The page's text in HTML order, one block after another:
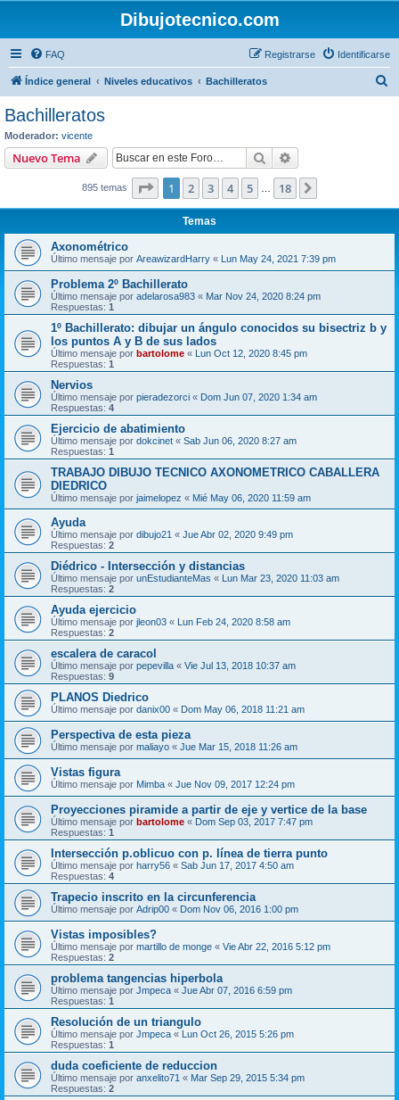
Dibujotecnico.com
FAQ Identificarse
Registrarse
Índice general Niveles educativos Bachilleratos
Bachilleratos
Moderador: vicente
Nuevo Tema Buscar
895 temas Página de 18
1 2 3 4 5 18
Temas
Axonométrico
Último mensaje por AreawizardHarry « Lun May 24, 2021 7:39 pm
Problema 2º Bachillerato
Último mensaje por adelarosa983 « Mar Nov 24, 2020 8:24 pm
Respuestas: 1
1º Bachillerato: dibujar un ángulo conocidos su bisectriz b y
los puntos A y B de sus lados
Último mensaje por bartolome « Lun Oct 12, 2020 8:45 pm
Respuestas: 1
Nervios
Último mensaje por pieradezorci « Dom Jun 07, 2020 1:34 am
Respuestas: 4
Ejercicio de abatimiento
Último mensaje por dokcinet « Sab Jun 06, 2020 8:27 am
Respuestas: 1
TRABAJO DIBUJO TECNICO AXONOMETRICO CABALLERA
DIEDRICO
Último mensaje por jaimelopez « Mié May 06, 2020 11:59 am
Ayuda
Último mensaje por dibujo21 « Jue Abr 02, 2020 9:49 pm
Respuestas: 2
Diédrico - Intersección y distancias
Último mensaje por unEstudianteMas « Lun Mar 23, 2020 11:03 am
Respuestas: 2
Ayuda ejercicio
Último mensaje por jleon03 « Lun Feb 24, 2020 8:58 am
Respuestas: 2
escalera de caracol
Último mensaje por pepevilla « Vie Jul 13, 2018 10:37 am
Respuestas: 9
PLANOS Diedrico
Último mensaje por danix00 « Dom May 06, 2018 11:21 am
Perspectiva de esta pieza
Último mensaje por maliayo « Jue Mar 15, 2018 11:26 am
Vistas figura
Último mensaje por Mimba « Jue Nov 09, 2017 12:24 pm
Proyecciones piramide a partir de eje y vertice de la base
Último mensaje por bartolome « Dom Sep 03, 2017 7:47 pm
Respuestas: 1
Intersección p.oblicuo con p. línea de tierra punto
Último mensaje por harry56 « Sab Jun 17, 2017 4:50 am
Respuestas: 4
Trapecio inscrito en la circunferencia
Último mensaje por Adrip00 « Dom Nov 06, 2016 1:00 pm
Vistas imposibles?
Último mensaje por martillo de monge « Vie Abr 22, 2016 5:12 pm
Respuestas: 2
problema tangencias hiperbola
Último mensaje por Jmpeca « Jue Abr 07, 2016 6:59 pm
Respuestas: 1
Resolución de un triangulo
Último mensaje por Jmpeca « Lun Oct 26, 2015 5:26 pm
Respuestas: 1
duda coeficiente de reduccion
Último mensaje por anxelito71 « Mar Sep 29, 2015 5:34 pm
Respuestas: 2